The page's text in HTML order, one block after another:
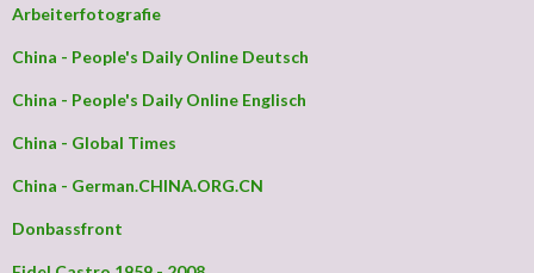
Arbeiterfotografie
China - People's Daily Online Deutsch
China - People's Daily Online Englisch
China - Global Times
China - German.CHINA.ORG.CN
Donbassfront